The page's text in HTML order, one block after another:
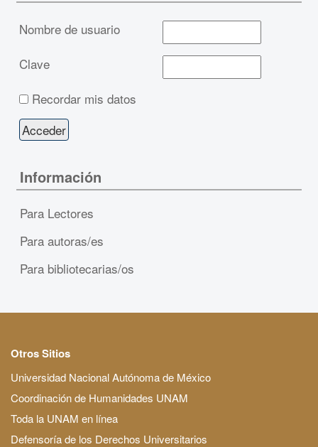
Nombre de usuario
Clave
Recordar mis datos
Información
Para Lectores
Para autoras/es
Para bibliotecarias/os
Otros Sitios
Universidad Nacional Autónoma de México
Coordinación de Humanidades UNAM
Toda la UNAM en línea
Defensoría de los Derechos Universitarios